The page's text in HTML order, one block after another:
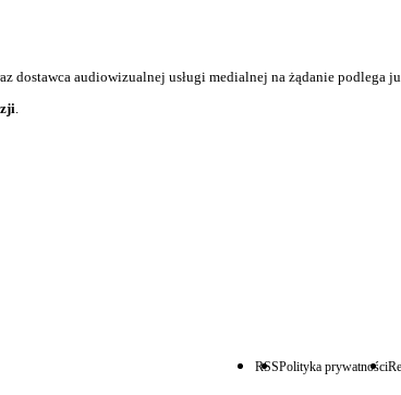
dostawca audiowizualnej usługi medialnej na żądanie podlega
RSSPolityka prywatności